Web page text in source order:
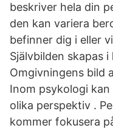
beskriver hela din
den kan variera
befinner dig i eller
Självbilden skapas
Omgivningens bild
Inom psykologi
olika perspektiv .
kommer fokusera